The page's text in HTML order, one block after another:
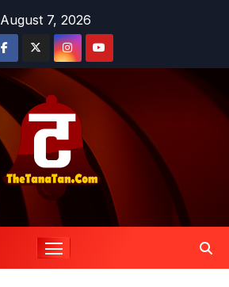
August 7, 2026